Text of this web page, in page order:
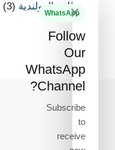
تعلم اللغة الهولندية (3) ×
WhatsApp
Follow
Our
WhatsApp
Channel?
Subscribe
to
receive